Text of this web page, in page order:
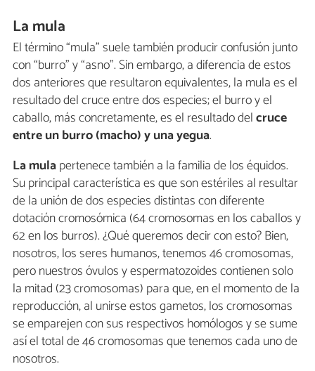
La mula
El término “mula” suele también producir confusión junto
con “burro” y “asno”. Sin embargo, a diferencia de estos
dos anteriores que resultaron equivalentes, la mula es el
resultado del cruce entre dos especies; el burro y el
caballo, más concretamente, es el resultado delcruce
entre un burro (macho) y una yegua.
La mulapertenece también a la familia de los équidos.
Su principal característica es que son estériles al resultar
de la unión de dos especies distintas con diferente
dotación cromosómica (64 cromosomas en los caballos y
62 en los burros). ¿Qué queremos decir con esto? Bien,
nosotros, los seres humanos, tenemos 46 cromosomas,
pero nuestros óvulos y espermatozoides contienen solo
la mitad (23 cromosomas) para que, en el momento de la
reproducción, al unirse estos gametos, los cromosomas
se emparejen con sus respectivos homólogos y se sume
así el total de 46 cromosomas que tenemos cada uno de
nosotros.